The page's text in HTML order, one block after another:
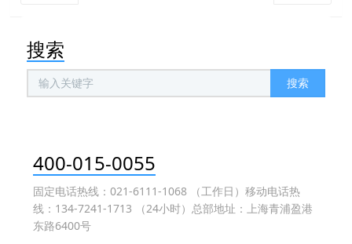
搜索
搜索
400-015-0055
固定电话热线：021-6111-1068 （工作日）移动电话热
线：134-7241-1713 （24小时）总部地址：上海青浦盈港
东路6400号